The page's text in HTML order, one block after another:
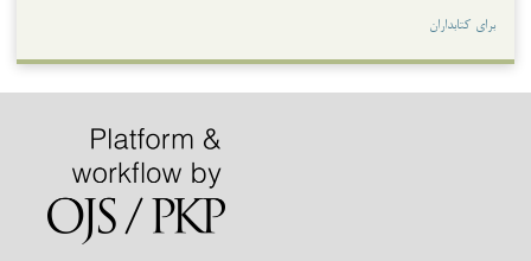
برای کتابداران